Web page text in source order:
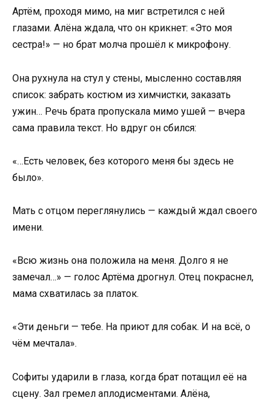
Артём, проходя мимо, на миг встретился с ней
глазами. Алёна ждала, что он крикнет: «Это моя
сестра!» — но брат молча прошёл к микрофону.
Она рухнула на стул у стены, мысленно составляя
список: забрать костюм из химчистки, заказать
ужин… Речь брата пропускала мимо ушей — вчера
сама правила текст. Но вдруг он сбился:
«…Есть человек, без которого меня бы здесь не
было».
Мать с отцом переглянулись — каждый ждал своего
имени.
«Всю жизнь она положила на меня. Долго я не
замечал…» — голос Артёма дрогнул. Отец покраснел,
мама схватилась за платок.
«Эти деньги — тебе. На приют для собак. И на всё, о
чём мечтала».
Софиты ударили в глаза, когда брат потащил её на
сцену. Зал гремел аплодисментами. Алёна,